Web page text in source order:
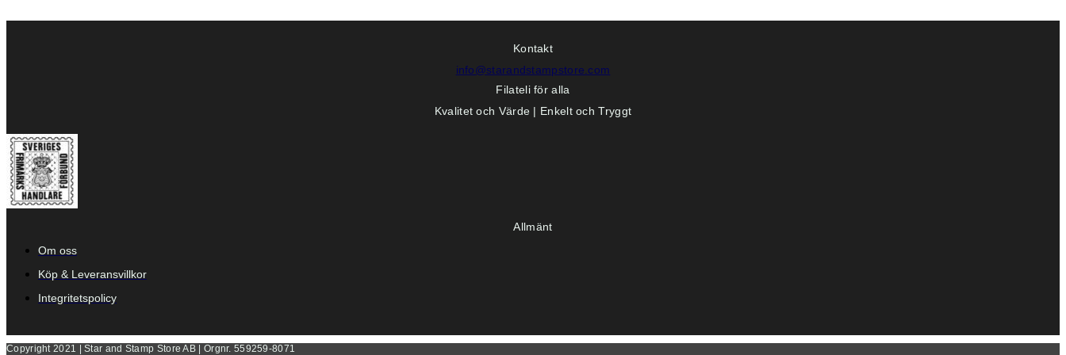
Kontakt
info@starandstampstore.com
Filateli för alla
Kvalitet och Värde | Enkelt och Tryggt
Allmänt
Om oss
Köp & Leveransvillkor
Integritetspolicy
Copyright 2021 | Star and Stamp Store AB | Orgnr. 559259-8071